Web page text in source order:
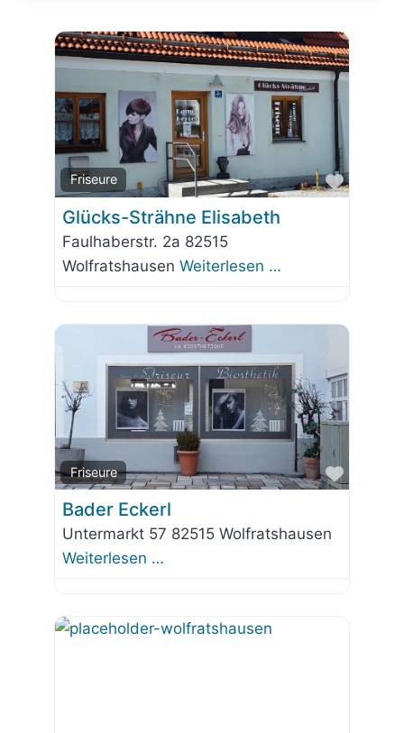
Friseure
Favorit
Glücks-Strähne Elisabeth
Faulhaberstr. 2a 82515
Wolfratshausen Weiterlesen …
Friseure
Favorit
Bader Eckerl
Untermarkt 57 82515 Wolfratshausen
Weiterlesen …